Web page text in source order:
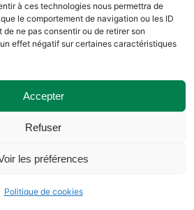
à ces technologies nous permettra de
le comportement de navigation ou les ID
de ne pas consentir ou de retirer son
effet négatif sur certaines caractéristiques
Accepter
Refuser
les préférences
Politique de cookies